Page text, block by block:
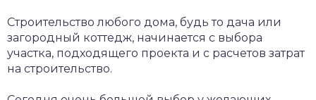
Строительство любого дома, будь то дача или
загородный коттедж, начинается с выбора
участка, подходящего проекта и с расчетов затрат
на строительство.